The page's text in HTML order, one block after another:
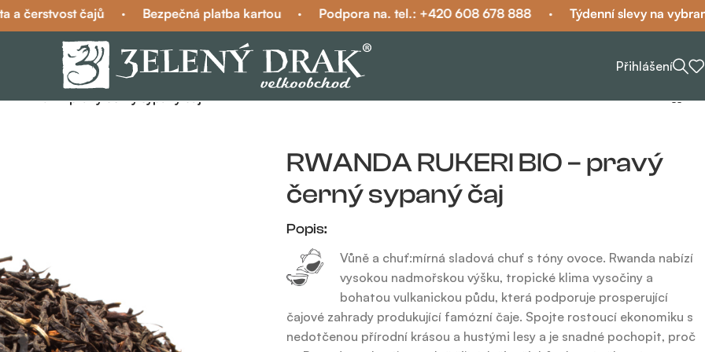
čajů · Bezpečná platba kartou · Podpora na. tel.: +420 608 678 888 · Týdenní slevy na
Přihlášení
BIO – pravý černý sypaný čaj
RWANDA RUKERI BIO – pravý
černý sypaný čaj
Popis:
Vůně a chuť:mírná sladová chuť s tóny ovoce. Rwanda nabízí
vysokou nadmořskou výšku, tropické klima vysočiny a
bohatou vulkanickou půdu, která podporuje prosperující
čajové zahrady produkující famózní čaje. Spojte rostoucí ekonomiku s
nedotčenou přírodní krásou a hustými lesy a je snadné pochopit, proč